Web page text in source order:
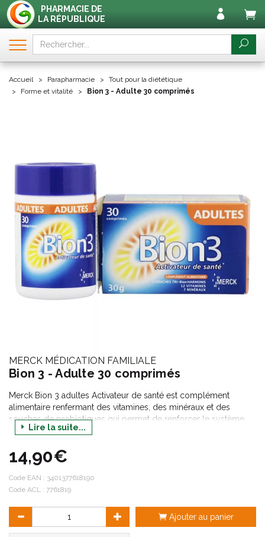
PHARMACIE DE
LA RÉPUBLIQUE
Accueil Parapharmacie
Tout pour la diététique
Forme et vitalité
Bion 3 - Adulte 30 comprimés
MERCK MÉDICATION FAMILIALE
Bion 3 - Adulte 30 comprimés
Merck Bion 3 adultes Activateur de santé est complément
alimentaire renfermant des vitamines, des minéraux et des
souches de probiotiques qui permet de renforcer le système
immunitaire, diminuer la fatigue et redonner du tonus et de la
Lire la suite...
14,90€
Code EAN : 3401377618190
Code ACL : 7761819
Ajouter au panier